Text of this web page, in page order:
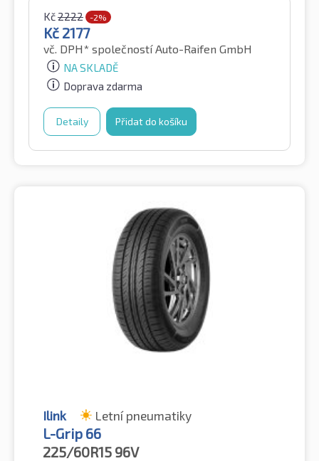
Kč2222 -2%
Kč 2177
vč. DPH* společností Auto-Raifen GmbH
NA SKLADĚ
Doprava zdarma
Detaily Přidat do košíku
Ilink Letní pneumatiky
L-Grip 66
225/60R15 96V